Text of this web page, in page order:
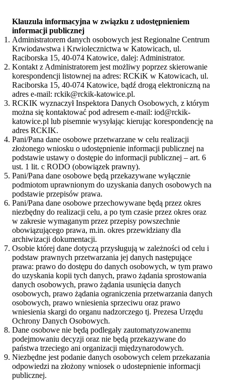
Klauzula informacyjna w związku z udostępnieniem
informacji publicznej
Administratorem danych osobowych jest Regionalne Centrum
Krwiodawstwa i Krwiolecznictwa w Katowicach, ul.
Raciborska 15, 40-074 Katowice, dalej: Administrator.
Kontakt z Administratorem jest możliwy poprzez skierowanie
korespondencji listownej na adres: RCKiK w Katowicach, ul.
Raciborska 15, 40-074 Katowice, bądź drogą elektroniczną na
adres e-mail: rckik@rckik-katowice.pl.
RCKIK wyznaczył Inspektora Danych Osobowych, z którym
można się kontaktować pod adresem e-mail: iod@rckik-
katowice.pl lub pisemnie wysyłając kierując korespondencję na
adres RCKIK.
Pani/Pana dane osobowe przetwarzane w celu realizacji
złożonego wniosku o udostępnienie informacji publicznej na
podstawie ustawy o dostępie do informacji publicznej – art. 6
ust. 1 lit. c RODO (obowiązek prawny).
Pani/Pana dane osobowe będą przekazywane wyłącznie
podmiotom uprawnionym do uzyskania danych osobowych na
podstawie przepisów prawa.
Pani/Pana dane osobowe przechowywane będą przez okres
niezbędny do realizacji celu, a po tym czasie przez okres oraz
w zakresie wymaganym przez przepisy powszechnie
obowiązującego prawa, m.in. okres przewidziany dla
archiwizacji dokumentacji.
Osobie której dane dotyczą przysługują w zależności od celu i
podstaw prawnych przetwarzania jej danych następujące
prawa: prawo do dostępu do danych osobowych, w tym prawo
do uzyskania kopii tych danych, prawo żądania sprostowania
danych osobowych, prawo żądania usunięcia danych
osobowych, prawo żądania ograniczenia przetwarzania danych
osobowych, prawo wniesienia sprzeciwu oraz prawo
wniesienia skargi do organu nadzorczego tj. Prezesa Urzędu
Ochrony Danych Osobowych.
Dane osobowe nie będą podlegały zautomatyzowanemu
podejmowaniu decyzji oraz nie będą przekazywane do
państwa trzeciego ani organizacji międzynarodowych.
Niezbędne jest podanie danych osobowych celem przekazania
odpowiedzi na złożony wniosek o udostepnienie informacji
publicznej.